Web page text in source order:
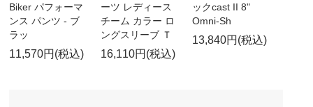
Biker パフォーマ
ンス パンツ - ブ
ラッ
11,570円(税込)
ーツ レディース
チーム カラー ロ
ングスリーブ Ｔ
16,110円(税込)
ックcast II 8"
Omni-Sh
13,840円(税込)